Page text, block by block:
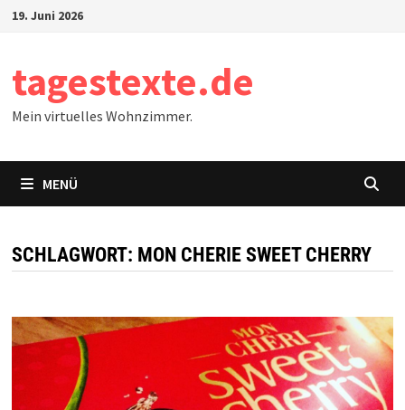
Zum19. Juni 2026
tagestexte.de
Mein virtuelles Wohnzimmer.
MENÜ
SCHLAGWORT: MON CHERIE SWEET CHERRY